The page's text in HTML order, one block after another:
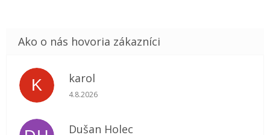
K karol
Hodnotenie obchodu je 5 z 5 hviezdičiek.
4.8.2026
Dušan Holec